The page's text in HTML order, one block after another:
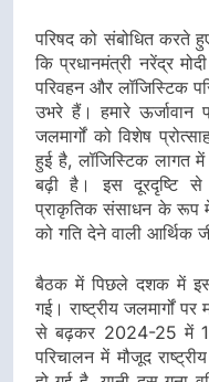
परिषद को संबोधित करते
कि प्रधानमंत्री नरेंद्र
परिवहन और लॉजिस्टिक
उभरे हैं। हमारे ऊर्जावान
जलमार्गों को विशेष
हुई है, लॉजिस्टिक लागत
बढ़ी है। इस दूरदृष्टि
प्राकृतिक संसाधन के रूप
को गति देने वाली आर्थिक
बैठक में पिछले दशक में इस
गई। राष्ट्रीय जलमार्गों
से बढ़कर 2024-25 में
परिचालन में मौजूद